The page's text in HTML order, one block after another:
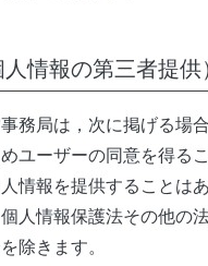
情報の第三者提供
務局は，次に掲げる場
ユーザーの同意を得る
情報を提供することは
人情報保護法その他の
除きます。